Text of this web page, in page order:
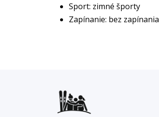
Sport: zimné športy
Zapínanie: bez zapínania